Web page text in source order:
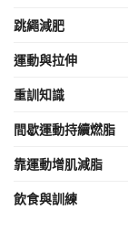
跳繩減肥
運動與拉伸
重訓知識
間歇運動持續燃脂
靠運動增肌減脂
飲食與訓練